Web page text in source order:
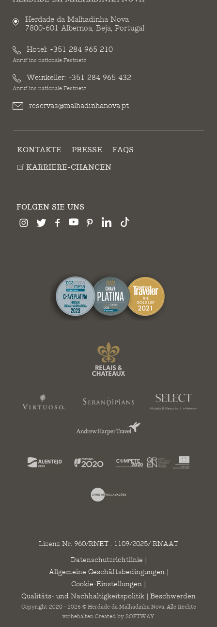
Herdade da Malhadinha Nova
7800-601 Albernoa, Beja, Portugal
Hotel: +351 284 965 210
Anruf ins nationale Festnetz
Weinkeller: +351 284 965 432
Anruf ins nationale Festnetz
reservas@malhadinhanova.pt
KONTAKTE PRESSE
FAQS
KARRIERE-CHANCEN
FOLGEN SIE UNS
Lizenz Nr. 960/RNET . 1109/2025/ RNAAT
Datenschutzrichtlinie |
Allgemeine Geschäftsbedingungen|
Cookie-Einstellungen |
Qualitäts- und Nachhaltigkeitspolitik | Beschwerden
Copyright 2020 - 2026 © Herdade da Malhadinha Nova. Alle Rechte
vorbehalten Created by SOFTWAY.